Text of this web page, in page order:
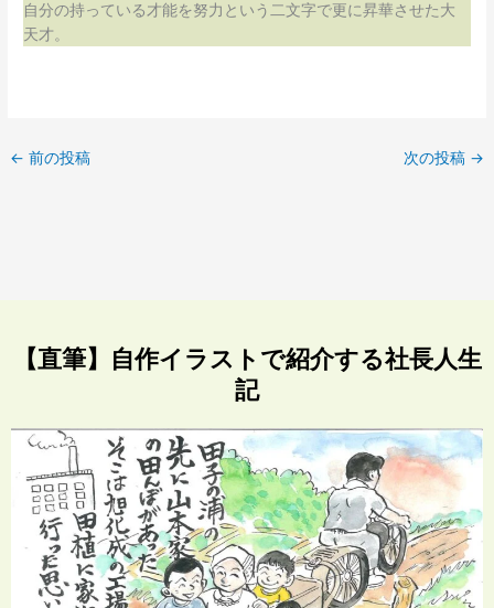
自分の持っている才能を努力という二文字で更に昇華させた大
天才。
← 前の投稿 次の投稿 →
【直筆】自作イラストで紹介する社長人生
記